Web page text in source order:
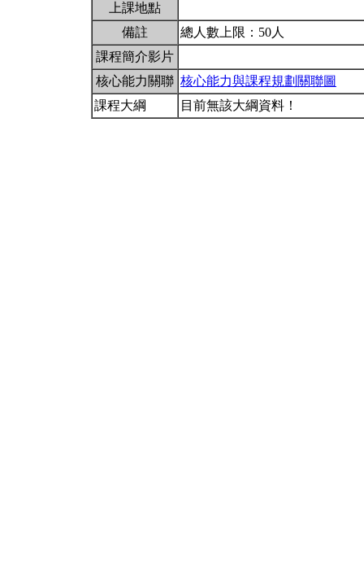
上課地點
備註
總人數上限：50人
課程簡介影片
核心能力關聯 核心能力與課程規劃關聯圖
課程大綱
目前無該大綱資料！